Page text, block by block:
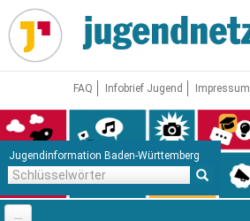
Direkt
zum
Inhalt
FAQ Infobrief Jugend Impressum
Jugendinformation Baden-Württemberg